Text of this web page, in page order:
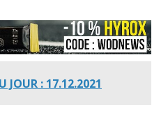
JOUR : 17.12.2021